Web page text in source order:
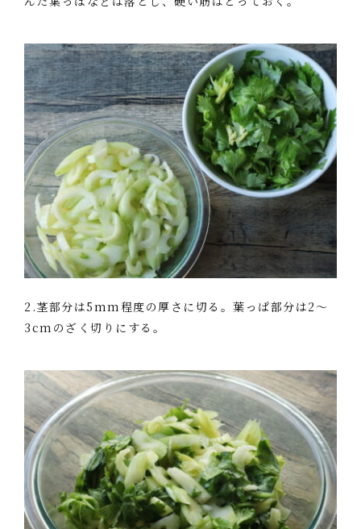
2.茎部分は5mm程度の厚さに切る。葉っぱ部分は2～
3cmのざく切りにする。